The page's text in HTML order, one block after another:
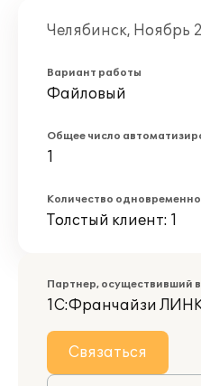
Челябинск, Ноябрь
Вариант работы
Файловый
Общее число
1
Количество
Толстый клиент: 1
Партнер, осуществивший
1С:Франчайзи
Связаться